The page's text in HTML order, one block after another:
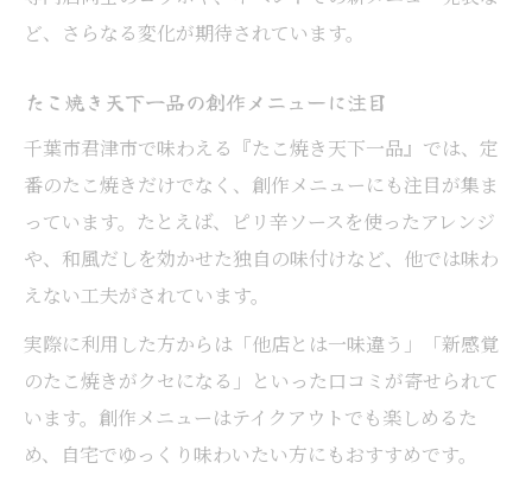
ど、さらなる変化が期待されています。
たこ焼き天下一品の創作メニューに注目
千葉市君津市で味わえる『たこ焼き天下一品』では、定
番のたこ焼きだけでなく、創作メニューにも注目が集ま
っています。たとえば、ピリ辛ソースを使ったアレンジ
や、和風だしを効かせた独自の味付けなど、他では味わ
えない工夫がされています。
実際に利用した方からは「他店とは一味違う」「新感覚
のたこ焼きがクセになる」といった口コミが寄せられて
います。創作メニューはテイクアウトでも楽しめるた
め、自宅でゆっくり味わいたい方にもおすすめです。